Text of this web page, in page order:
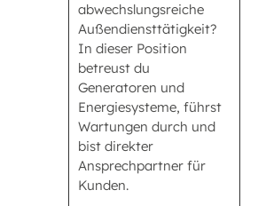
abwechslungsreiche
Außendiensttätigkeit?
In dieser Position
betreust du
Generatoren und
Energiesysteme, führst
Wartungen durch und
bist direkter
Ansprechpartner für
Kunden.